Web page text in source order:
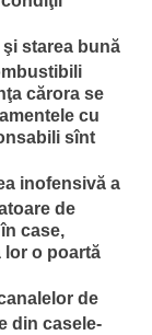
starea bună
cărora se
cu
sînt
inofensivă a
de
case,
lor o poartă
de
din casele-